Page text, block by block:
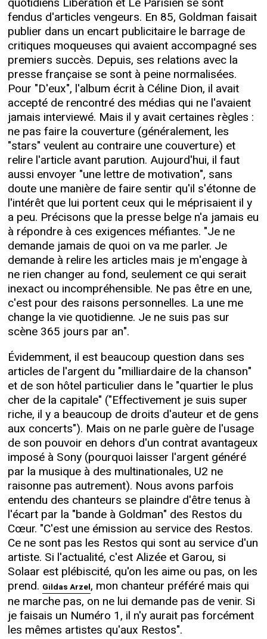
fendus d'articles vengeurs. En 85, Goldman faisait
publier dans un encart publicitaire le barrage de
critiques moqueuses qui avaient accompagné ses
premiers succès. Depuis, ses relations avec la
presse française se sont à peine normalisées.
Pour "D'eux", l'album écrit à Céline Dion, il avait
accepté de rencontré des médias qui ne l'avaient
jamais interviewé. Mais il y avait certaines règles :
ne pas faire la couverture (généralement, les
"stars" veulent au contraire une couverture) et
relire l'article avant parution. Aujourd'hui, il faut
aussi envoyer "une lettre de motivation", sans
doute une manière de faire sentir qu'il s'étonne de
l'intérêt que lui portent ceux qui le méprisaient il y
a peu. Précisons que la presse belge n'a jamais eu
à répondre à ces exigences méfiantes. "Je ne
demande jamais de quoi on va me parler. Je
demande à relire les articles mais je m'engage à
ne rien changer au fond, seulement ce qui serait
inexact ou incompréhensible. Ne pas être en une,
c'est pour des raisons personnelles. La une me
change la vie quotidienne. Je ne suis pas sur
scène 365 jours par an".
Évidemment, il est beaucoup question dans ses
articles de l'argent du "milliardaire de la chanson"
et de son hôtel particulier dans le "quartier le plus
cher de la capitale" ("Effectivement je suis super
riche, il y a beaucoup de droits d'auteur et de gens
aux concerts"). Mais on ne parle guère de l'usage
de son pouvoir en dehors d'un contrat avantageux
imposé à Sony (pourquoi laisser l'argent généré
par la musique à des multinationales, U2 ne
raisonne pas autrement). Nous avons parfois
entendu des chanteurs se plaindre d'être tenus à
l'écart par la "bande à Goldman" des Restos du
Cœur. "C'est une émission au service des Restos.
Ce ne sont pas les Restos qui sont au service d'un
artiste. Si l'actualité, c'est Alizée et Garou, si
Solaar est plébiscité, qu'on les aime ou pas, on les
prend. Gildas Arzel, mon chanteur préféré mais qui
ne marche pas, on ne lui demande pas de venir. Si
je faisais un Numéro 1, il n'y aurait pas forcément
les mêmes artistes qu'aux Restos".